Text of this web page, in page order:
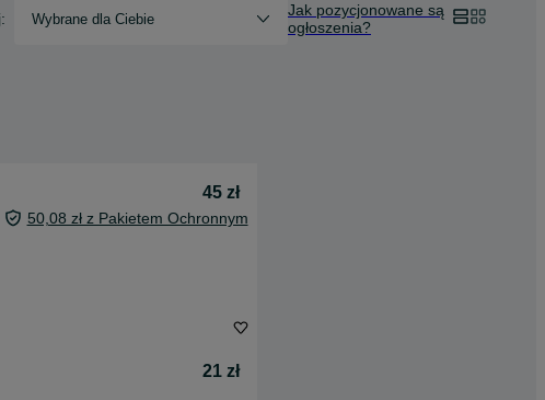
Wybrane dla Ciebie
Jak pozycjonowane są
ogłoszenia?
45 zł
50,08 zł z Pakietem Ochronnym
21 zł